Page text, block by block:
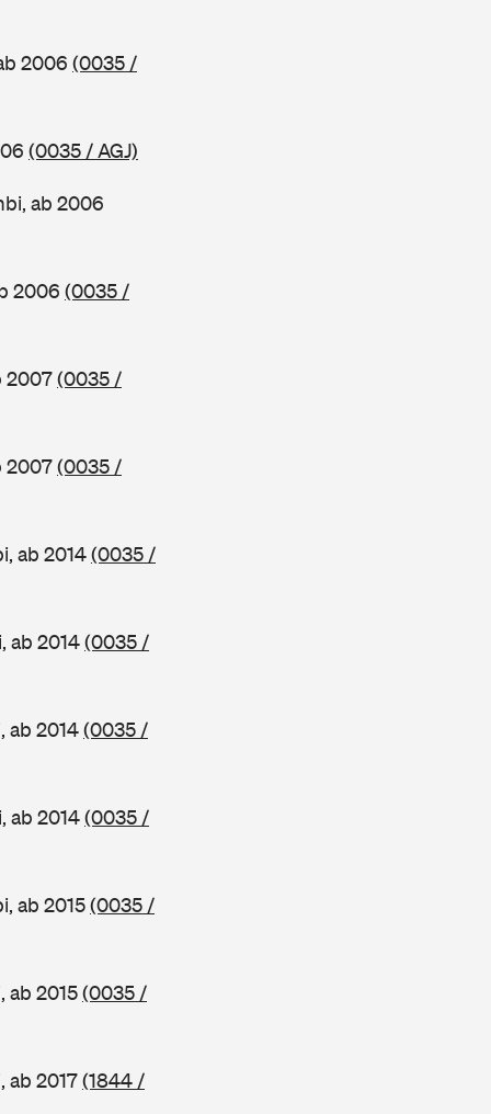
2006 (0035 /
(0035 / AGJ)
ab 2006
2006 (0035 /
2007(0035 /
2007(0035 /
ab 2014(0035 /
ab 2014(0035 /
ab 2014(0035 /
ab 2014(0035 /
ab 2015(0035 /
ab 2015(0035 /
ab 2017(1844 /